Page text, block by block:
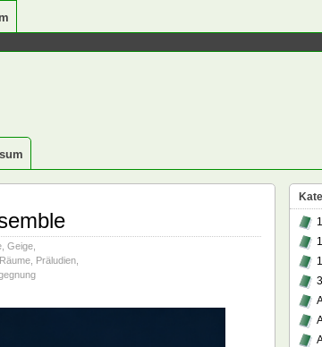
Geige
Präludien